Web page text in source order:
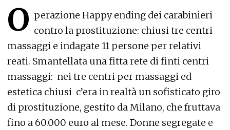
O perazione Happy ending dei carabinieri
contro la prostituzione: chiusi tre centri
massaggi e indagate 11 persone per relativi
reati. Smantellata una fitta rete di finti centri
massaggi: nei tre centri per massaggi ed
estetica chiusi c’era in realtà un sofisticato giro
di prostituzione, gestito da Milano, che fruttava
fino a 60.000 euro al mese. Donne segregate e